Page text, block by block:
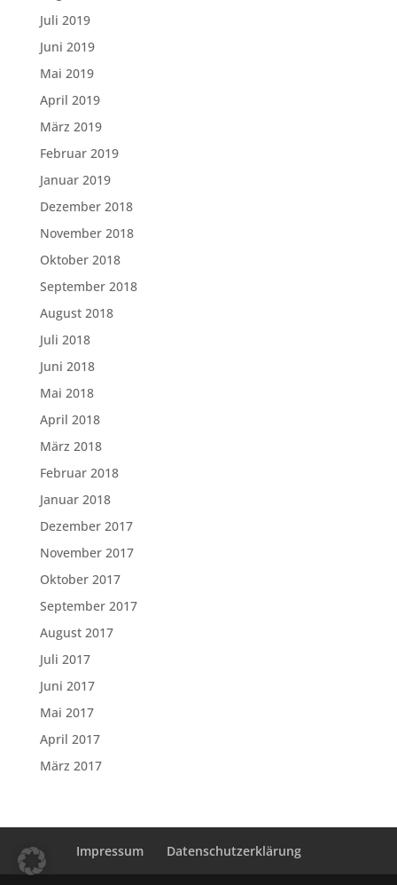
Juli 2019
Juni 2019
Mai 2019
April 2019
März 2019
Februar 2019
Januar 2019
Dezember 2018
November 2018
Oktober 2018
September 2018
August 2018
Juli 2018
Juni 2018
Mai 2018
April 2018
März 2018
Februar 2018
Januar 2018
Dezember 2017
November 2017
Oktober 2017
September 2017
August 2017
Juli 2017
Juni 2017
Mai 2017
April 2017
März 2017
Impressum Datenschutzerklärung